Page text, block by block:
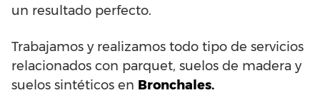
un resultado perfecto.
Trabajamos y realizamos todo tipo de servicios
relacionados con parquet, suelos de madera y
suelos sintéticos en Bronchales.